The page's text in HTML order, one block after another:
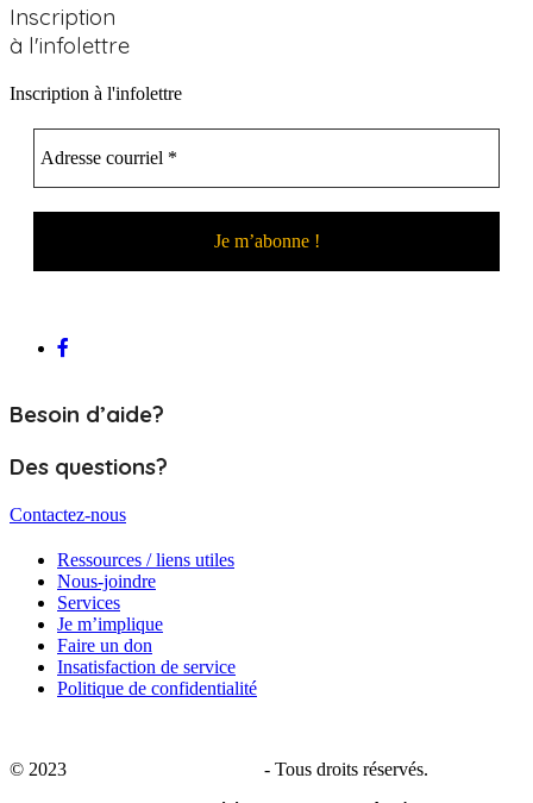
Inscription
à l'infolettre
Inscription à l'infolettre
Besoin d’aide?
Des questions?
Contactez-nous
Ressources / liens utiles
Nous-joindre
Services
Je m’implique
Faire un don
Insatisfaction de service
Politique de confidentialité
© 2023
- Tous droits réservés.